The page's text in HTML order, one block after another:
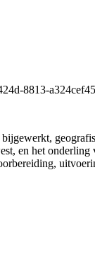
8813-
en het